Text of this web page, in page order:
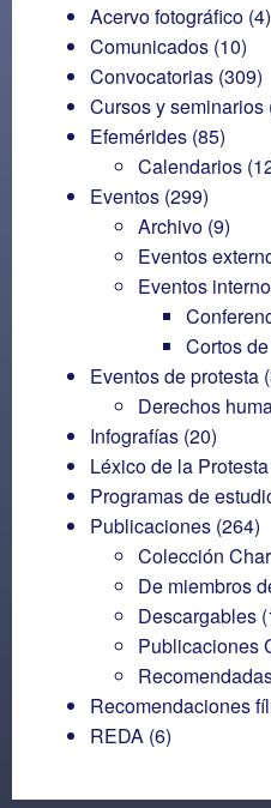
Acervo fotográfico (4)
Comunicados (10)
Convocatorias (309)
Cursos y seminarios
Efemérides (85)
Calendarios
Eventos (299)
Archivo (9)
Eventos
Eventos
Cortos
Eventos de protesta
Derechos
Infografías (20)
Léxico de la Protesta
Programas de
Publicaciones (264)
Colección
De miembros
Descargables
Publicaciones
Recomendaciones
REDA (6)